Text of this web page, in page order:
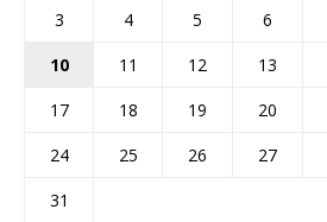
3
4 5 6
10
11 12 13
17
18 19 20
24
25 26 27
31